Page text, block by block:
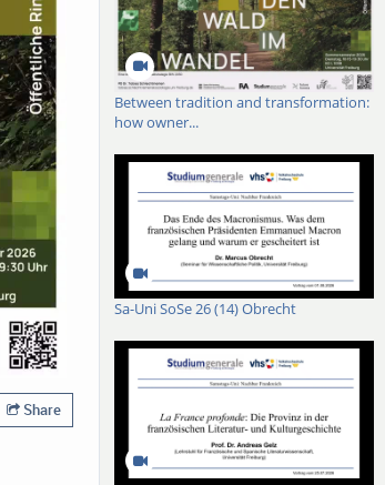
Share
Between tradition and transformation:
how owner...
Sa-Uni SoSe 26 (14) Obrecht